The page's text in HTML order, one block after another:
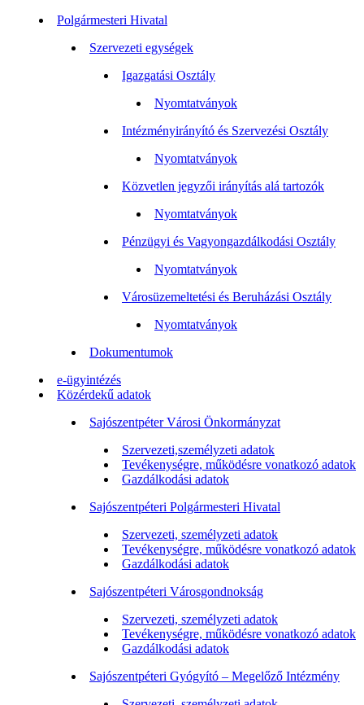
Polgármesteri Hivatal
Szervezeti egységek
Igazgatási Osztály
Nyomtatványok
Intézményirányító és Szervezési Osztály
Nyomtatványok
Közvetlen jegyzői irányítás alá tartozók
Nyomtatványok
Pénzügyi és Vagyongazdálkodási Osztály
Nyomtatványok
Városüzemeltetési és Beruházási Osztály
Nyomtatványok
Dokumentumok
e-ügyintézés
Közérdekű adatok
Sajószentpéter Városi Önkormányzat
Szervezeti,személyzeti adatok
Tevékenységre, működésre vonatkozó adatok
Gazdálkodási adatok
Sajószentpéteri Polgármesteri Hivatal
Szervezeti, személyzeti adatok
Tevékenységre, működésre vonatkozó adatok
Gazdálkodási adatok
Sajószentpéteri Városgondnokság
Szervezeti, személyzeti adatok
Tevékenységre, működésre vonatkozó adatok
Gazdálkodási adatok
Sajószentpéteri Gyógyító – Megelőző Intézmény